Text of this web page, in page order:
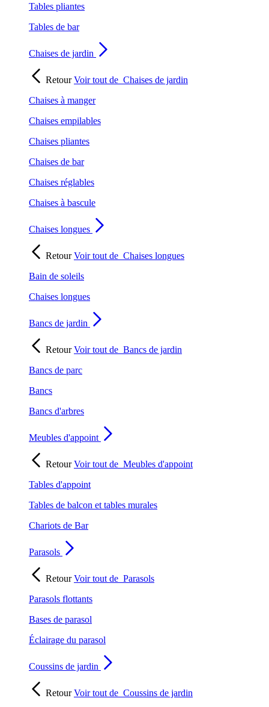
Tables pliantes
Tables de bar
Chaises de jardin
RetourVoir tout de Chaises de jardin
Chaises à manger
Chaises empilables
Chaises pliantes
Chaises de bar
Chaises réglables
Chaises à bascule
Chaises longues
RetourVoir tout de Chaises longues
Bain de soleils
Chaises longues
Bancs de jardin
RetourVoir tout de Bancs de jardin
Bancs de parc
Bancs
Bancs d'arbres
Meubles d'appoint
RetourVoir tout de Meubles d'appoint
Tables d'appoint
Tables de balcon et tables murales
Chariots de Bar
Parasols
RetourVoir tout de Parasols
Parasols flottants
Bases de parasol
Éclairage du parasol
Coussins de jardin
RetourVoir tout de Coussins de jardin